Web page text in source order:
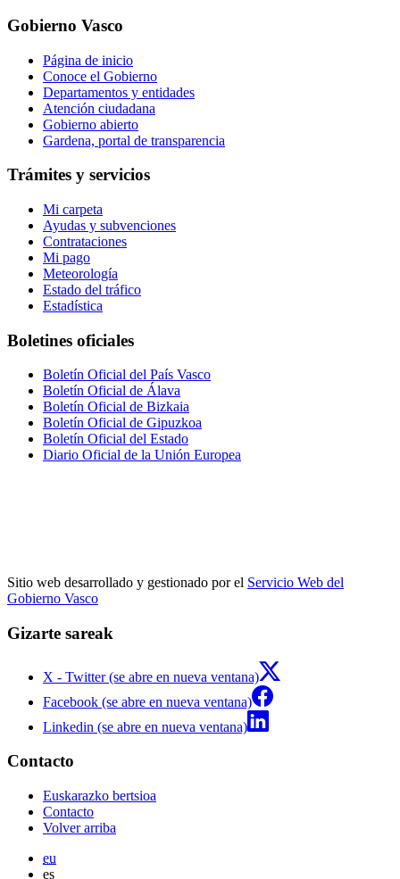
Gobierno Vasco
Página de inicio
Conoce el Gobierno
Departamentos y entidades
Atención ciudadana
Gobierno abierto
Gardena, portal de transparencia
Trámites y servicios
Mi carpeta
Ayudas y subvenciones
Contrataciones
Mi pago
Meteorología
Estado del tráfico
Estadística
Boletines oficiales
Boletín Oficial del País Vasco
Boletín Oficial de Álava
Boletín Oficial de Bizkaia
Boletín Oficial de Gipuzkoa
Boletín Oficial del Estado
Diario Oficial de la Unión Europea
Sitio web desarrollado y gestionado por el Servicio Web del
Gobierno Vasco
Gizarte sareak
X - Twitter (se abre en nueva ventana)
Facebook (se abre en nueva ventana)
Linkedin (se abre en nueva ventana)
Contacto
Euskarazko bertsioa
Contacto
Volver arriba
eu
es